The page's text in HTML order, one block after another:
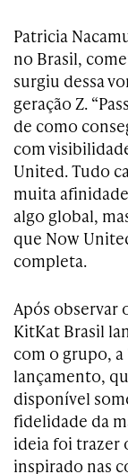
Patricia
no Brasil,
surgiu dessa
geração Z.
de como
com
United. Tudo
muita
algo global,
que Now
completa.
Após observar
KitKat Brasil
com o grupo, a
lançamento,
disponível
fidelidade da
ideia foi trazer
inspirado nas